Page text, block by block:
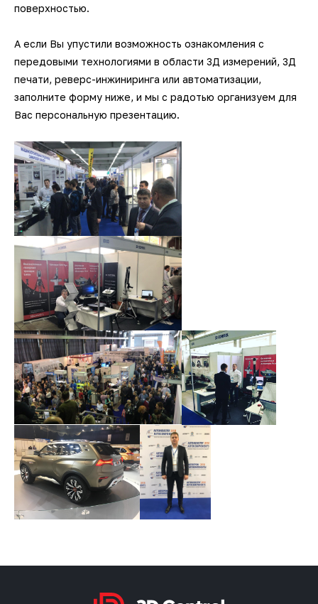
поверхностью.
А если Вы упустили возможность ознакомления с
передовыми технологиями в области 3Д измерений, 3Д
печати, реверс-инжиниринга или автоматизации,
заполните форму ниже, и мы с радотью организуем для
Вас персональную презентацию.